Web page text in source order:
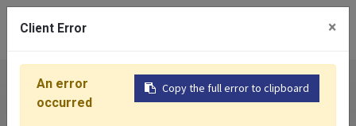
首頁 產品介紹 筒夾刀柄 AHC 高精度油壓
Client Error ×
Copy the full error to clipboard
An error
occurred